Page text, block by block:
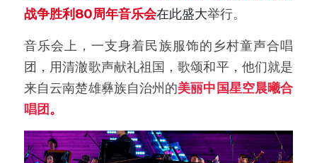
战争胜利80周年音乐会在此盛大举行。
音乐会上，一支身着民族服饰的乡村童声合唱
团，用清澈歌声献礼祖国，歌颂和平，他们就是
来自云南楚雄彝族自治州的美丽中国星空晨曦合
唱团。